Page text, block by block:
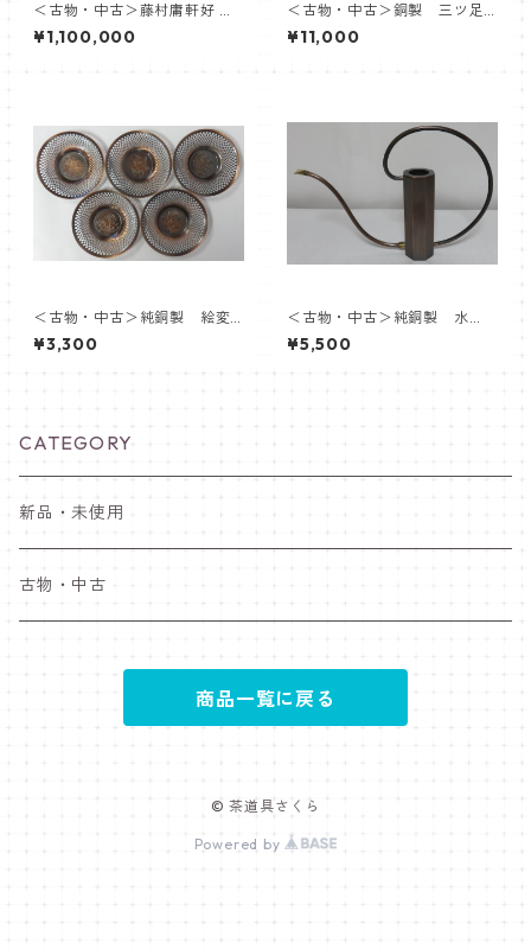
＜古物・中古＞藤村庸軒好 竹
中次 有沢弌恒箱書 初代 中
村宗哲
¥1,100,000
＜古物・中古＞銅製 三ツ足
獅子香炉 ※箱ナシ
¥11,000
＜古物・中古＞純銅製 絵変
茶托 ５客 ※箱ナシ
¥3,300
＜古物・中古＞純銅製 水
注 ※箱ナシ
¥5,500
CATEGORY
新品・未使用
古物・中古
商品一覧に戻る
© 茶道具さくら
Powered by